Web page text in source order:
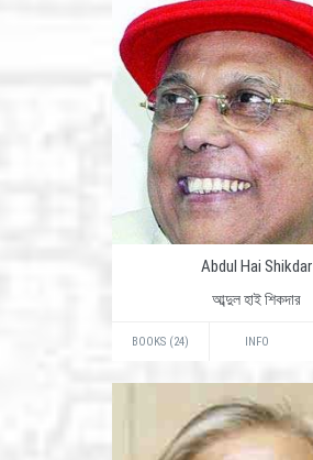
Abdul Hai Shikdar
আব্দুল হাই শিকদার
BOOKS (24) INFO